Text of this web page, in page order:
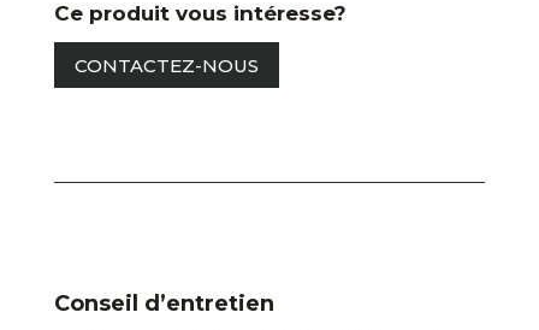
Ce produit vous intéresse?
CONTACTEZ-NOUS
Conseil d’entretien